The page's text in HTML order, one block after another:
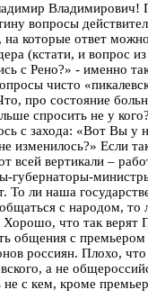
Владимирович!
вопросы
которые ответ
(кстати, и вопрос
с Рено?» - именно
чисто
про состояние
спросить не у
с захода: «Вот Вы у
изменилось?» Если
всей вертикали –
губернаторы-
То ли наша
с народом, то
что так верят
общения с премьером
россиян. Плохо,
а не
с кем, кроме